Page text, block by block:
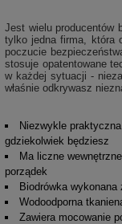
Jest wielu producentów
tylko jedna firma, która
poczucie
stosuje opatentowane
w każdej sytuacji -
właśnie odkrywasz
Niezwykle
gdziekolwiek będziesz
Ma liczne
porządek
Biodrówka
Wodoodporna
Zawiera mocowanie